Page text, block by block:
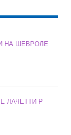
НА ШЕВРОЛЕ
ЛАЧЕТТИ P